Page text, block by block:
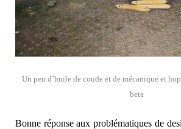
Un peu d’huile de coude et de mécanique et
beta
Bonne réponse aux problématiques de